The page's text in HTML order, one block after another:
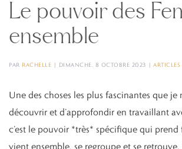
Le pouvoir des
ensemble
PAR RACHELLE | DIMANCHE, 8 OCTOBRE 2023 | ARTICLES
Une des choses les plus fascinantes que je
découvrir et d’approfondir en travaillant
c’est le pouvoir *très* spécifique qui
vient ensemble, se regroupe et se